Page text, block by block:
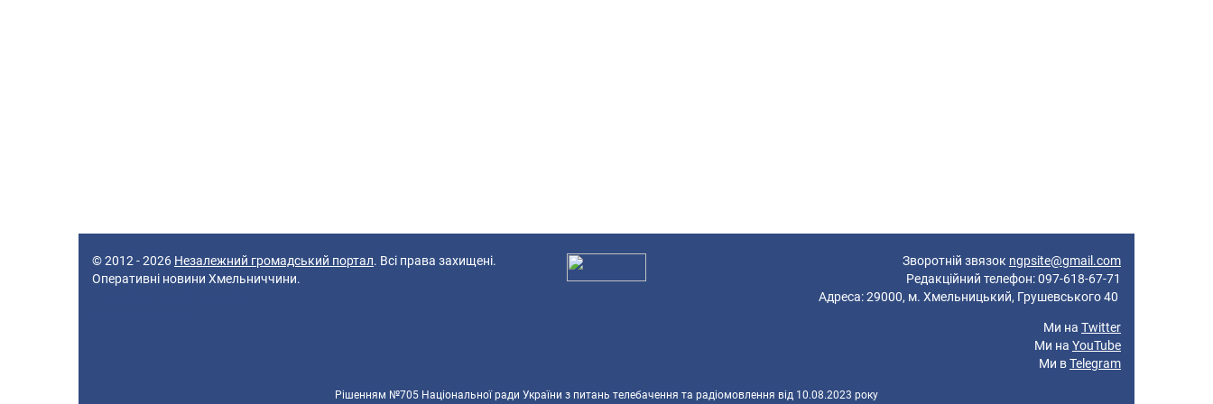
© 2012 - 2026 Незалежний громадський портал. Всі права захищені.
Оперативні новини Хмельниччини.
Зворотній звязок ngpsite@gmail.com
Редакційний телефон: 097-618-67-71
Адреса: 29000, м. Хмельницький, Грушевського 40
Ми на Twitter
Ми на YouTube
Ми вTelegram
Рішенням №705 Національної ради України з питань телебачення та радіомовлення від 10.08.2023 року